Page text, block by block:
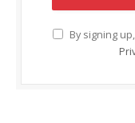
By signing